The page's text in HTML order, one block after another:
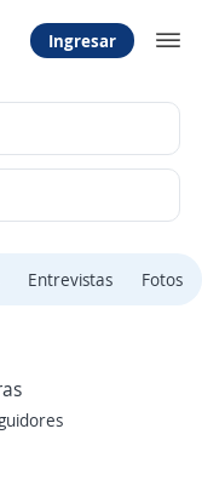
Ingresar
Entrevistas Fotos